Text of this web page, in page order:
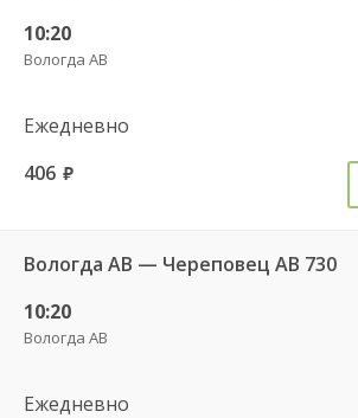
10:20
Вологда АВ
Ежедневно
406 руб.
Вологда АВ — Череповец АВ 730
10:20
Вологда АВ
Ежедневно